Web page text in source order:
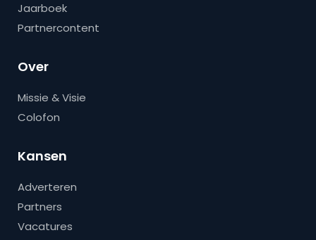
Jaarboek
Partnercontent
Over
Missie & Visie
Colofon
Kansen
Adverteren
Partners
Vacatures